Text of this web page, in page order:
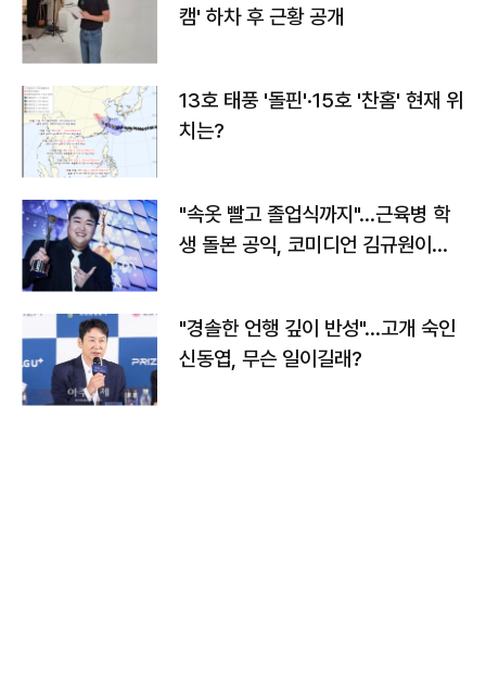
캠' 하차 후 근황 공개
13호 태풍 '돌핀'·15호 '찬홈' 현재 위
치는?
"속옷 빨고 졸업식까지"…근육병 학
생 돌본 공익, 코미디언 김규원이었
"경솔한 언행 깊이 반성"…고개 숙인
신동엽, 무슨 일이길래?